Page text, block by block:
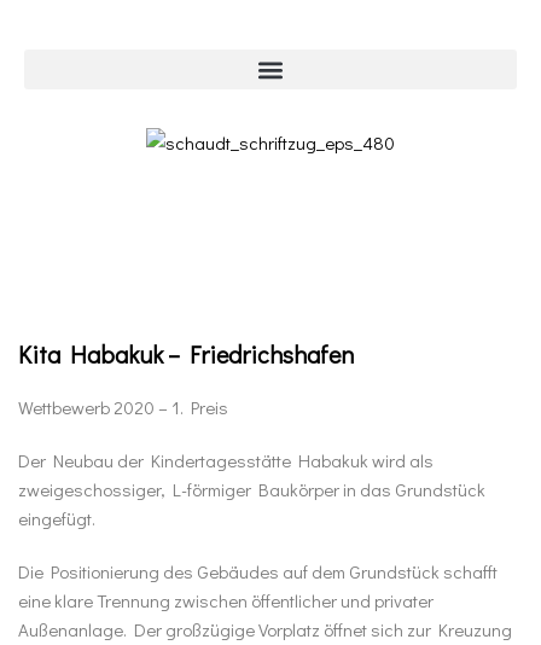
Kita Habakuk – Friedrichshafen
Wettbewerb 2020 – 1. Preis
Der Neubau der Kindertagesstätte Habakuk wird als
zweigeschossiger, L-förmiger Baukörper in das Grundstück
eingefügt.
Die Positionierung des Gebäudes auf dem Grundstück schafft
eine klare Trennung zwischen öffentlicher und privater
Außenanlage. Der großzü­gige Vorplatz öffnet sich zur Kreuzung